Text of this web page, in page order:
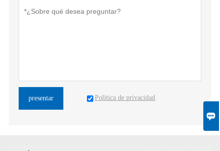

presentar Política de privacidad